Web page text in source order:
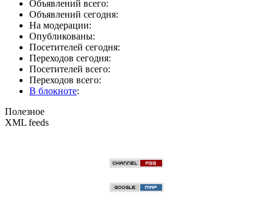
Объявлений всего:
Объявлений сегодня:
На модерации:
Опубликованы:
Посетителей сегодня:
Переходов сегодня:
Посетителей всего:
Переходов всего:
В блокноте:
Полезное
XML feeds